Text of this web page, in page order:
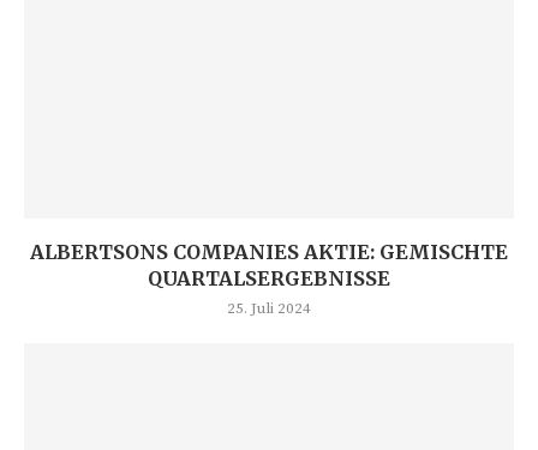
ALBERTSONS COMPANIES AKTIE: GEMISCHTE
QUARTALSERGEBNISSE
25. Juli 2024